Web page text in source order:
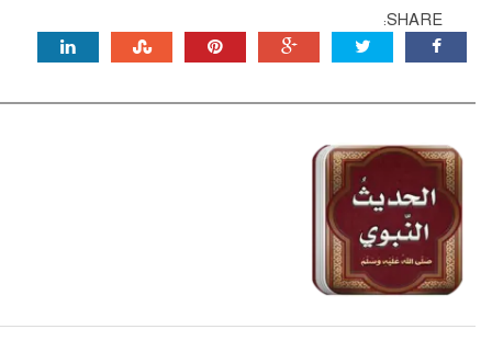
SHARE: